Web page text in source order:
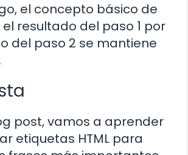
el concepto básico de
resultado del paso 1 por
del paso 2 se mantiene
post, vamos a aprender
etiquetas HTML para